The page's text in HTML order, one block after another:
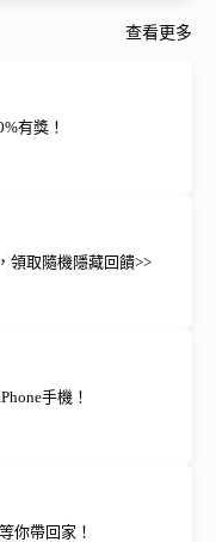
查看更多
有獎！
領取隨機隱藏回饋>>
手機！
你帶回家！